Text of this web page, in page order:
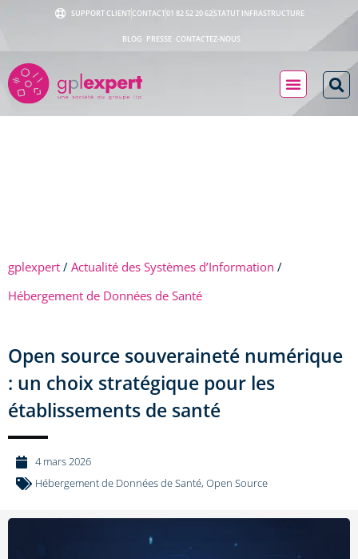
SUPPORT CLIENTCONTACT01 82 52 20 62STATUT INFRASTRUCTURE
BLOG PRESSE CONTACTEZ-NOUS
gplexpert / Actualité des Systèmes d’Information /
Hébergement de Données de Santé
Open source souveraineté numérique
: un choix stratégique pour les
établissements de santé
4 mars 2026
Hébergement de Données de Santé, Open Source